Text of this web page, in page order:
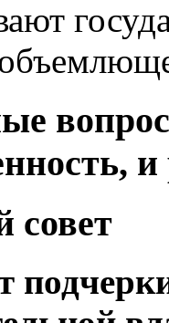
совет